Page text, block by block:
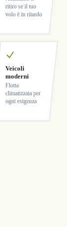
ritiro se il tuo
volo è in ritardo
Veicoli
moderni
Flotta
climatizzata per
ogni esigenza